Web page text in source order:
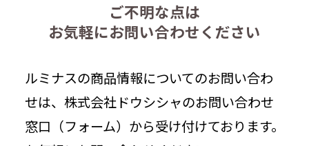
ご不明な点は
お気軽にお問い合わせください
ルミナスの商品情報についてのお問い合わ
せは、株式会社ドウシシャのお問い合わせ
窓口（フォーム）から受け付けております。